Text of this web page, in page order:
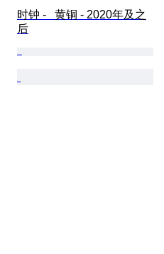
时钟 -   黄铜 - 2020年及之
后